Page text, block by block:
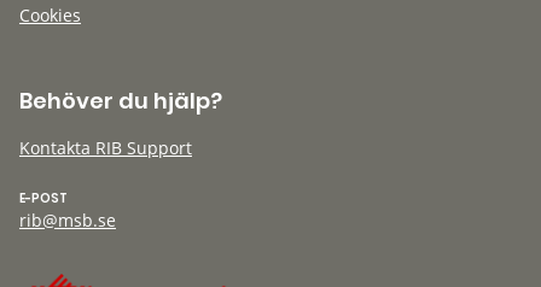
Cookies
Behöver du hjälp?
Kontakta RIB Support
E-POST
rib@msb.se